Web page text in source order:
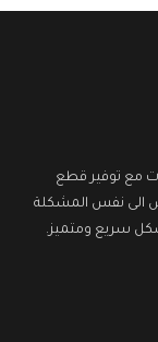
مع توفير قطع
الى نفس المشكلة
سريع ومتميز.